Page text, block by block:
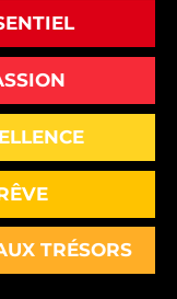
TRÉSORS